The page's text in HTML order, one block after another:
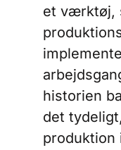
et værktøj,
historien
det
produktion